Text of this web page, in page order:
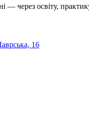
— через освіту,
16